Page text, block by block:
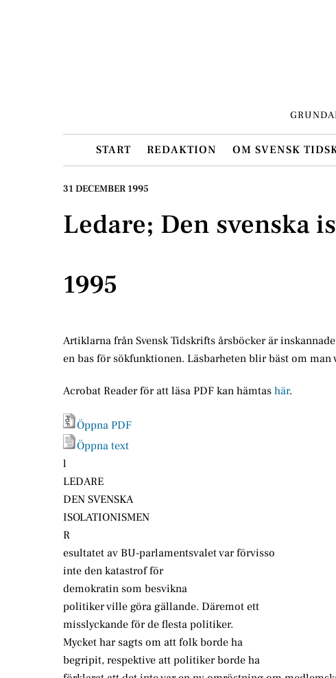
START REDAKTION OM SVENSK
31 DECEMBER 1995
Ledare; Den svenska
1995
Artiklarna från Svensk Tidskrifts årsböcker är
en bas för sökfunktionen. Läsbarheten blir bäst om man
Acrobat Reader för att läsa PDF kan hämtas här.
Öppna PDF
Öppna text
l
LEDARE
DEN SVENSKA
ISOLATIONISMEN
R
esultatet av BU-parlamentsvalet var förvisso
inte den katastrof för
demokratin som besvikna
politiker ville göra gällande. Däremot ett
misslyckande för de flesta politiker.
Mycket har sagts om att folk borde ha
begripit, respektive att politiker borde ha